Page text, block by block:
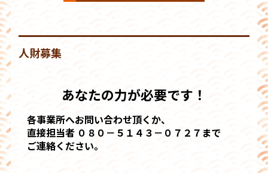
人財募集
あなたの力が必要です！
各事業所へお問い合わせ頂くか、
直接担当者 ０８０－５１４３－０７２７まで
ご連絡ください。